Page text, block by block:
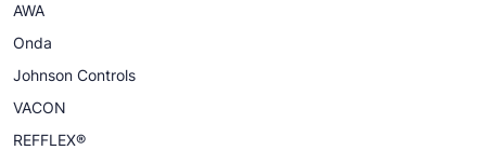
AWA
Onda
Johnson Controls
VACON
REFFLEX®